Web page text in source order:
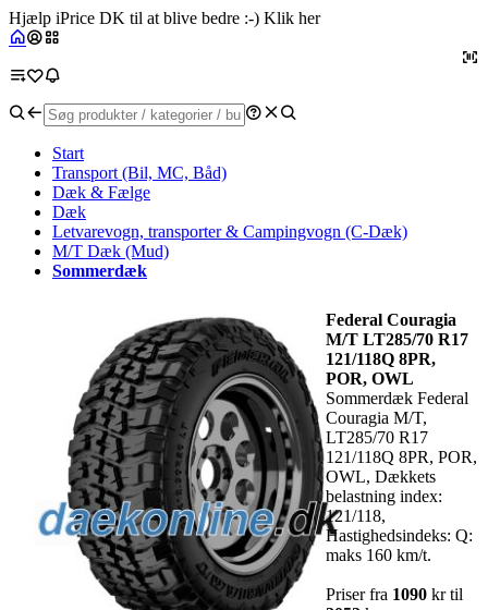
Hjælp iPrice DK til at blive bedre :-) Klik her
Start
Transport (Bil, MC, Båd)
Dæk & Fælge
Dæk
Letvarevogn, transporter & Campingvogn (C-Dæk)
M/T Dæk (Mud)
Sommerdæk
Federal Couragia
M/T LT285/70 R17
121/118Q 8PR,
POR, OWL
Sommerdæk Federal
Couragia M/T,
LT285/70 R17
121/118Q 8PR, POR,
OWL, Dækkets
belastning index:
121/118,
Hastighedsindeks: Q:
maks 160 km/t.
Priser fra 1090 kr til